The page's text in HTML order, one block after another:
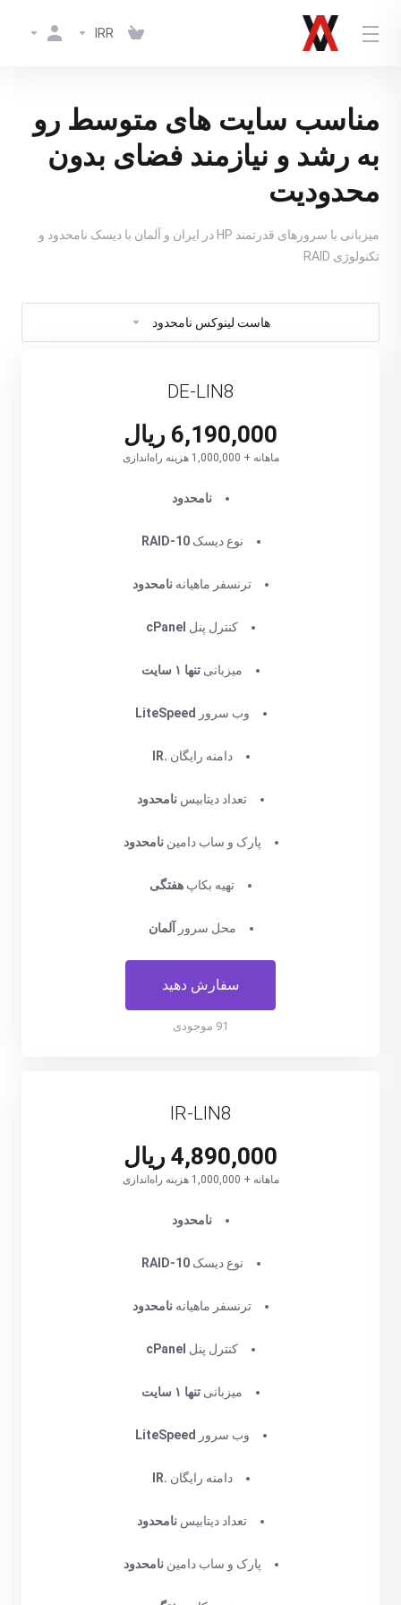
IRR
مناسب سایت های متوسط رو
به رشد و نیازمند فضای بدون
محدودیت
میزبانی با سرورهای قدرتمند HP در ایران و آلمان با دیسک نامحدود و
تکنولوژی RAID
هاست لینوکس نامحدود
DE-LIN8
6,190,000 ریال
ماهانه + 1,000,000 هزینه راه‌اندازی
نامحدود
نوع دیسکRAID-10
ترنسفر ماهیانه نامحدود
کنترل پنل cPanel
میزبانی تنها ۱ سایت
وب سرور LiteSpeed
دامنه رایگان .IR
تعداد دیتابیس نامحدود
پارک و ساب دامیننامحدود
تهیه بکاپ هفتگی
محل سرور آلمان
سفارش دهید
91 موجودی
IR-LIN8
4,890,000 ریال
ماهانه + 1,000,000 هزینه راه‌اندازی
نامحدود
نوع دیسکRAID-10
ترنسفر ماهیانه نامحدود
کنترل پنل cPanel
میزبانی تنها ۱ سایت
وب سرور LiteSpeed
دامنه رایگان .IR
تعداد دیتابیس نامحدود
پارک و ساب دامیننامحدود